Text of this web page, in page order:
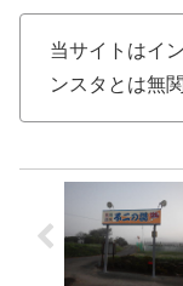
当サイトはイ
ンスタとは無